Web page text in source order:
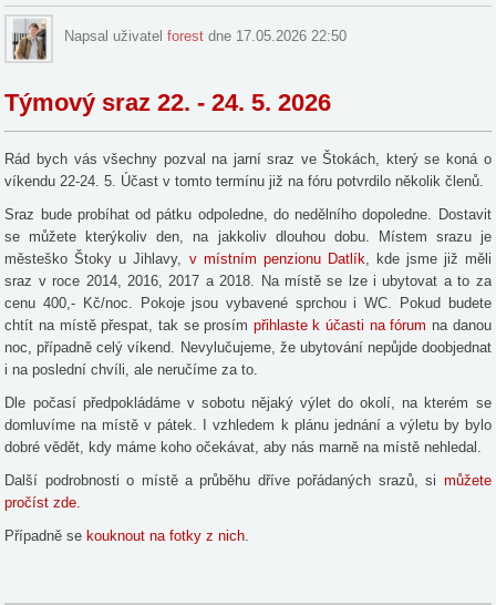
Napsal uživatelforest dne 17.05.2026 22:50
Týmový sraz 22. - 24. 5. 2026
Rád bych vás všechny pozval na jarní sraz ve Štokách, který se koná o
víkendu 22-24. 5. Účast v tomto termínu již na fóru potvrdilo několik členů.
Sraz bude probíhat od pátku odpoledne, do nedělního dopoledne. Dostavit
se můžete kterýkoliv den, na jakkoliv dlouhou dobu. Místem srazu je
městeško Štoky u Jihlavy, v místním penzionu Datlík , kde jsme již měli
sraz v roce 2014, 2016, 2017 a 2018. Na místě se lze i ubytovat a to za
cenu 400,- Kč/noc. Pokoje jsou vybavené sprchou i WC. Pokud budete
chtít na místě přespat, tak se prosím přihlaste k účasti na fórum na danou
noc, případně celý víkend. Nevylučujeme, že ubytování nepůjde doobjednat
i na poslední chvíli, ale neručíme za to.
Dle počasí předpokládáme v sobotu nějaký výlet do okolí, na kterém se
domluvíme na místě v pátek. I vzhledem k plánu jednání a výletu by bylo
dobré vědět, kdy máme koho očekávat, aby nás marně na místě nehledal.
Další podrobnosti o místě a průběhu dříve pořádaných srazů, si můžete
pročíst zde.
Případně se kouknout na fotky z nich